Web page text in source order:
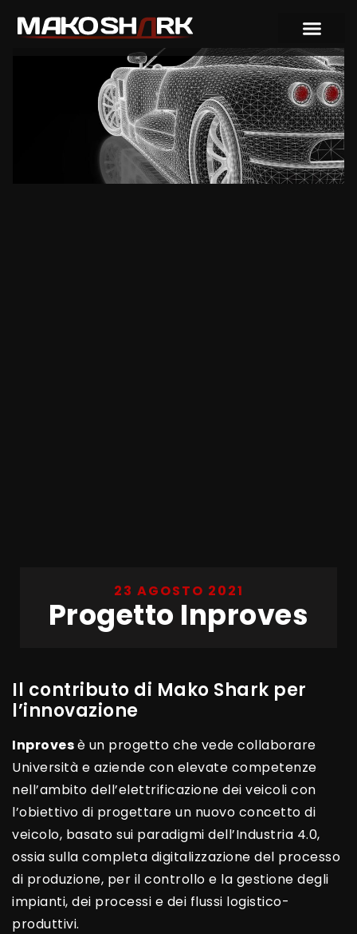
23 AGOSTO 2021
Progetto Inproves
Il contributo di Mako Shark per
l’innovazione
Inprovesè un progetto che vede collaborare
Università e aziende con elevate competenze
nell’ambito dell’elettrificazione dei veicoli con
l’obiettivo di progettare un nuovo concetto di
veicolo, basato sui paradigmi dell’Industria 4.0,
ossia sulla completa digitalizzazione del processo
di produzione, per il controllo e la gestione degli
impianti, dei processi e dei flussi logistico-
produttivi.